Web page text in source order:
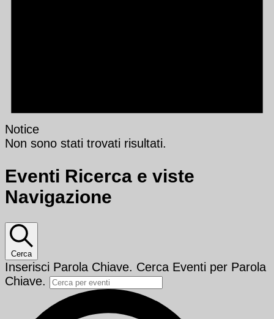
Notice
Non sono stati trovati risultati.
Eventi Ricerca e viste
Navigazione
Cerca
Inserisci Parola Chiave. Cerca Eventi per Parola
Chiave.